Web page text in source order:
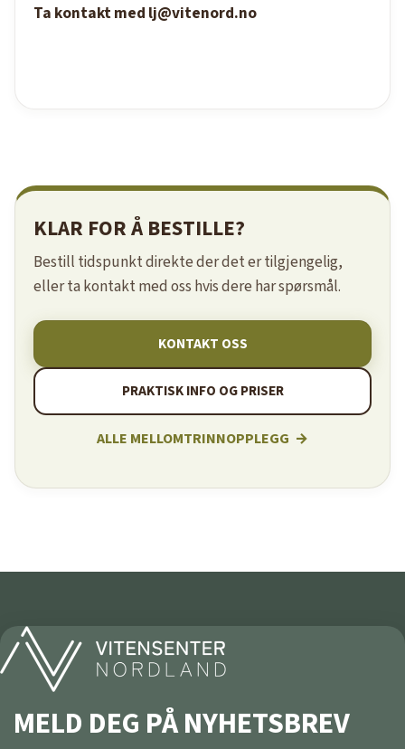
Ta kontakt med lj@vitenord.no
KLAR FOR Å BESTILLE?
Bestill tidspunkt direkte der det er tilgjengelig,
eller ta kontakt med oss hvis dere har spørsmål.
KONTAKT OSS
PRAKTISK INFO OG PRISER
ALLE MELLOMTRINNOPPLEGG
MELD DEG PÅ NYHETSBREV